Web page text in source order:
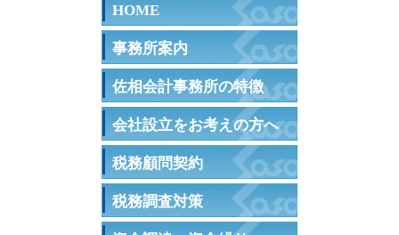
HOME
事務所案内
佐相会計事務所の特徴
会社設立をお考えの方へ
税務顧問契約
税務調査対策